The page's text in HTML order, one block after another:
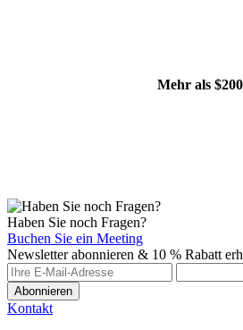
Mehr als $200
USA
Frau/Frauen Mann/Männer
Blumen
Haben Sie noch Fragen?
Buchen Sie ein Meeting
Newsletter abonnieren & 10 % Rabatt
Abonnieren
Kontakt